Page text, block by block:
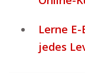
Lerne
jedes